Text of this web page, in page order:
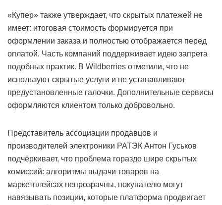
«Купер» также утверждает, что скрытых платежей не
имеет: итоговая стоимость формируется при
оформлении заказа и полностью отображается перед
оплатой. Часть компаний поддерживает идею запрета
подобных практик. В Wildberries отметили, что не
используют скрытые услуги и не устанавливают
предустановленные галочки. Дополнительные сервисы
оформляются клиентом только добровольно.
Представитель ассоциации продавцов и
производителей электроники РАТЭК Антон Гуськов
подчёркивает, что проблема гораздо шире скрытых
комиссий: алгоритмы выдачи товаров на
маркетплейсах непрозрачны, покупателю могут
навязывать позиции, которые платформа продвигает